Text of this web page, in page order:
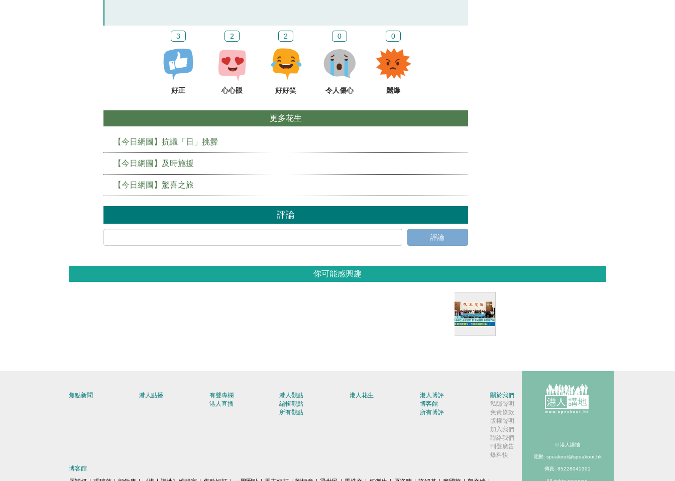
3
好正
2
心心眼
2
好好笑
0
令人傷心
0
嬲爆
更多花生
【今日網圖】抗議「日」挑釁
【今日網圖】及時施援
【今日網圖】驚喜之旅
評論
評論
你可能感興趣
焦點新聞 港人點播
有聲專欄
港人直播
港人觀點
編輯觀點
所有觀點
港人花生
港人博評
博客館
所有博評
關於我們
私隱聲明
免責條款
版權聲明
加入我們
聯絡我們
刊登廣告
爆料快
博客館
© 港人講地
電郵: speakout@speakout.hk
傳真: 85228041301